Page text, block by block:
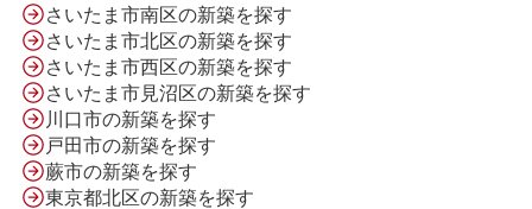
さいたま市南区の新築を探す
さいたま市北区の新築を探す
さいたま市西区の新築を探す
さいたま市見沼区の新築を探す
川口市の新築を探す
戸田市の新築を探す
蕨市の新築を探す
東京都北区の新築を探す